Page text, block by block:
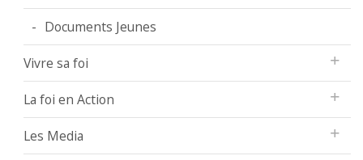
Documents Jeunes
Vivre sa foi
La foi en Action
Les Media